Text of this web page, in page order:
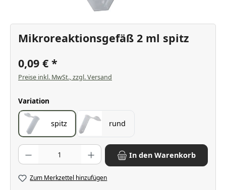
Mikroreaktionsgefäß 2 ml spitz
0,09 €
Preise inkl. MwSt., zzgl. Versand
Variation
spitz rund
Produkt Anzahl: Gib den gewünschten Wert ein oder benutze die
In den Warenkorb
Zum Merkzettel hinzufügen